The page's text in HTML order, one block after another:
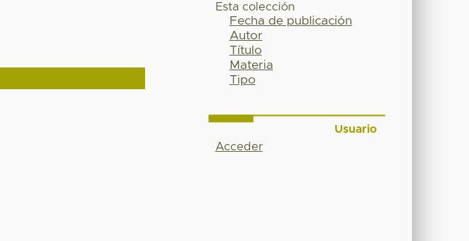
Esta colección
Fecha de publicación
Autor
Título
Materia
Tipo
Usuario
Acceder